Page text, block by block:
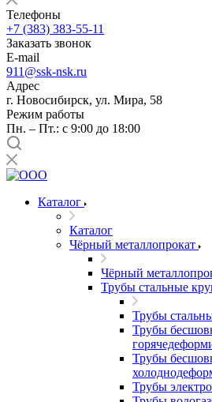
Телефоны
+7 (383) 383-55-11
Заказать звонок
E-mail
911@ssk-nsk.ru
Адрес
г. Новосибирск, ул. Мира, 58
Режим работы
Пн. – Пт.: с 9:00 до 18:00
Каталог
Каталог
Чёрный металлопрокат
Чёрный
Трубы стальные
Трубы
Трубы
Трубы
Трубы